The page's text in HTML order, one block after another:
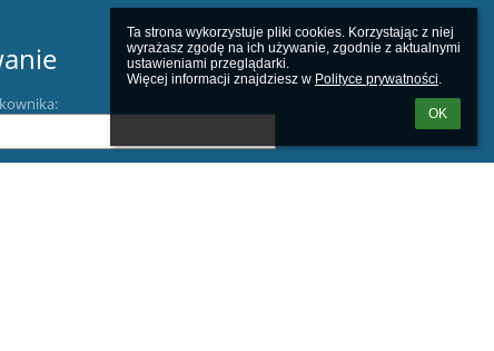
Ta strona wykorzystuje pliki cookies. Korzystając z niej
wyrażasz zgodę na ich używanie, zgodnie z aktualnymi
ustawieniami przeglądarki.
Więcej informacji znajdziesz w Polityce prywatności.
OK